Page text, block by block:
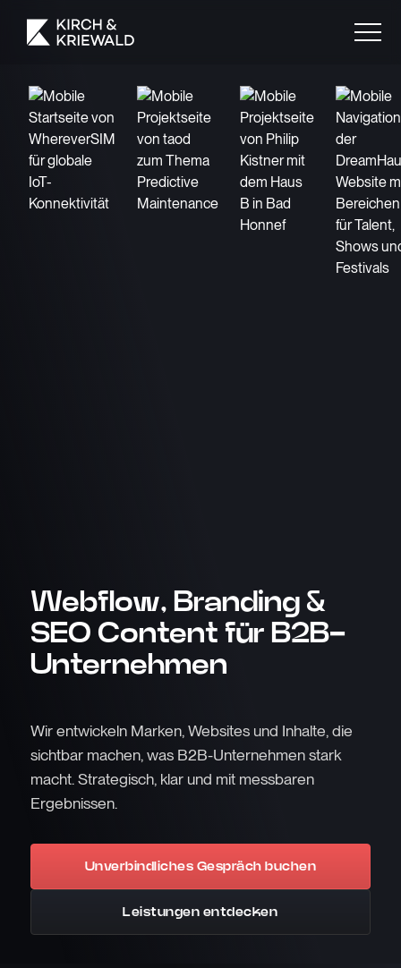
Webflow, Branding &
SEO Content für B2B-
Unternehmen
Wir entwickeln Marken, Websites und Inhalte, die
sichtbar machen, was B2B-Unternehmen stark
macht. Strategisch, klar und mit messbaren
Ergebnissen.
Unverbindliches Gespräch buchen
Leistungen entdecken